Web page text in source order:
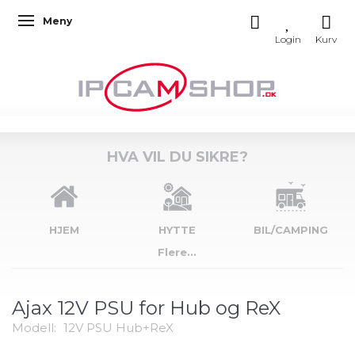
Veksle navigasjon
Meny
HVA VIL DU SIKRE?
HJEM HYTTE
BIL/CAMPING
Flere...
Ajax 12V PSU for Hub og ReX
Modell: 12V PSU Hub+ReX